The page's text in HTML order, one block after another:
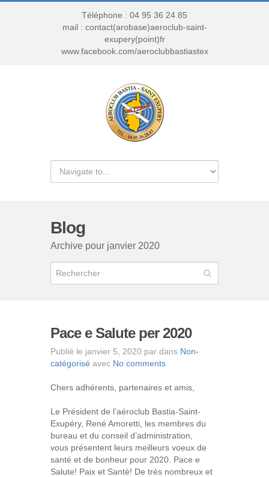
Téléphone : 04 95 36 24 85
mail : contact(arobase)aeroclub-saint-
exupery(point)fr
www.facebook.com/aeroclubbastiastex
Blog
Archive pour janvier 2020
Pace e Salute per 2020
Publié le janvier 5, 2020 par dans Non-
catégorisé avec No comments
Chers adhérents, partenaires et amis,
Le Président de l’aéroclub Bastia-Saint-
Exupéry, René Amoretti, les membres du
bureau et du conseil d’administration,
vous présentent leurs meilleurs voeux de
santé et de bonheur pour 2020. Pace e
Salute! Paix et Santé! De très nombreux et